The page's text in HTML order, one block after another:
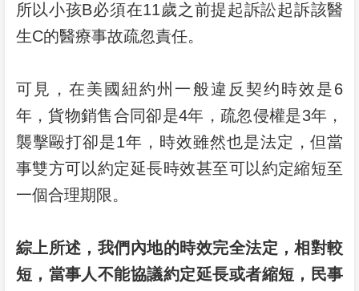
所以小孩B必須在11歲之前提起訴訟起訴該醫
生C的醫療事故疏忽責任。
可見，在美國紐約州一般違反契约時效是6
年，貨物銷售合同卻是4年，疏忽侵權是3年，
襲擊毆打卻是1年，時效雖然也是法定，但當
事雙方可以約定延長時效甚至可以約定縮短至
一個合理期限。
綜上所述，我們內地的時效完全法定，相對較
短，當事人不能協議約定延長或者縮短，民事